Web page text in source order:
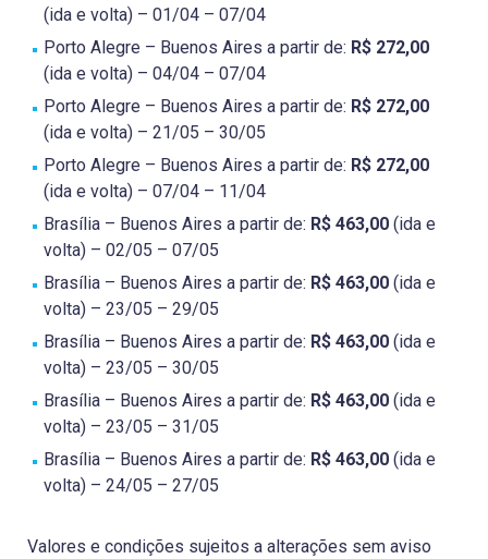
(ida e volta) – 01/04 – 07/04
Porto Alegre – Buenos Aires a partir de: R$ 272,00
(ida e volta) – 04/04 – 07/04
Porto Alegre – Buenos Aires a partir de: R$ 272,00
(ida e volta) – 21/05 – 30/05
Porto Alegre – Buenos Aires a partir de: R$ 272,00
(ida e volta) – 07/04 – 11/04
Brasília – Buenos Aires a partir de: R$ 463,00 (ida e
volta) – 02/05 – 07/05
Brasília – Buenos Aires a partir de: R$ 463,00 (ida e
volta) – 23/05 – 29/05
Brasília – Buenos Aires a partir de: R$ 463,00 (ida e
volta) – 23/05 – 30/05
Brasília – Buenos Aires a partir de: R$ 463,00 (ida e
volta) – 23/05 – 31/05
Brasília – Buenos Aires a partir de: R$ 463,00 (ida e
volta) – 24/05 – 27/05
Valores e condições sujeitos a alterações sem aviso